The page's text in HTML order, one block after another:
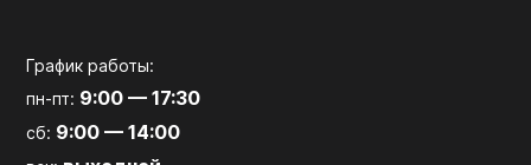
График работы:
пн-пт: 9:00 — 17:30
сб: 9:00 — 14:00